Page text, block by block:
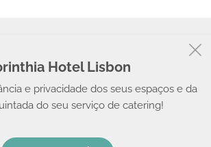
Hotel Lisbon
e privacidade dos seus espaços e da
do seu serviço de catering!
© 2008 - 2026, Zankyou